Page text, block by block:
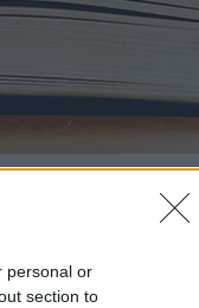
personal or
section to